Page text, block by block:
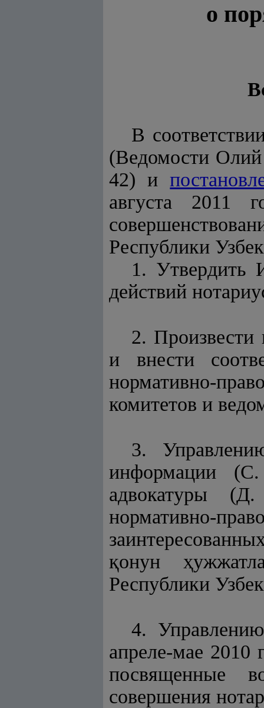
о
В
(Ведомости
42) и
августа 2011
Республики
1. Утвердить
действий
2. Произвести
и внести
нормативно-
комитетов и
3.
информации
адвокатуры (Д.
нормативно-
қонун ҳ
Республики
4.
апреле-мае 2010
посвященные
совершения